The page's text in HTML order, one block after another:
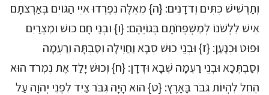
וְתַרְשִׁישׁ כִּתִּים וְדֹדָנִים: {ה} מֵאֵלֶּה נִפְרְדוּ אִיֵּי הַגּוֹיִם בְּאַרְצֹתָם
אִישׁ לִלְשֹׁנוֹ לְמִשְׁפְּחֹתָם בְּגוֹיֵהֶם: {ו} וּבְנֵי חָם כּוּשׁ וּמִצְרַיִם
וּפוּט וּכְנָעַן: {ז} וּבְנֵי כוּשׁ סְבָא וַחֲוִילָה וְסַבְתָּה וְרַעְמָה
וְסַבְתְּכָא וּבְנֵי רַעְמָה שְׁבָא וּדְדָן: {ח} וְכוּשׁ יָלַד אֶת נִמְרֹד הוּא
הֵחֵל לִהְיוֹת גִּבֹּר בָּאָרֶץ: {ט} הוּא הָיָה גִּבֹּר צַיִד לִפְנֵי יְהֹוָה עַל